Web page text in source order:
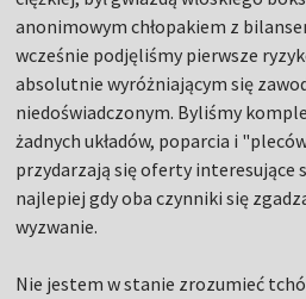
anonimowym chłopakiem z
wcześnie podjęliśmy pierwsze
absolutnie wyróżniającym się
niedoświadczonym. Byliśmy
żadnych układów, poparcia i
przydarzają się oferty interesujące
najlepiej gdy oba czynniki się
wyzwanie.
Nie jestem w stanie zrozumieć